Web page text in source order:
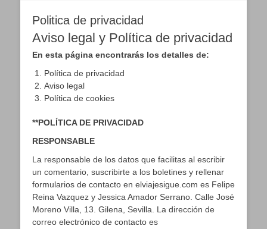
Politica de privacidad
Aviso legal y Política de privacidad
En esta página encontrarás los detalles de:
Política de privacidad
Aviso legal
Política de cookies
**POLÍTICA DE PRIVACIDAD
RESPONSABLE
La responsable de los datos que facilitas al escribir
un comentario, suscribirte a los boletines y rellenar
formularios de contacto en elviajesigue.com es Felipe
Reina Vazquez y Jessica Amador Serrano. Calle José
Moreno Villa, 13. Gilena, Sevilla. La dirección de
correo electrónico de contacto es